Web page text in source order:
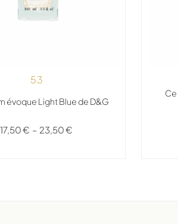
53
évoque Light Blue de D&G
17,50€ – 23,50€